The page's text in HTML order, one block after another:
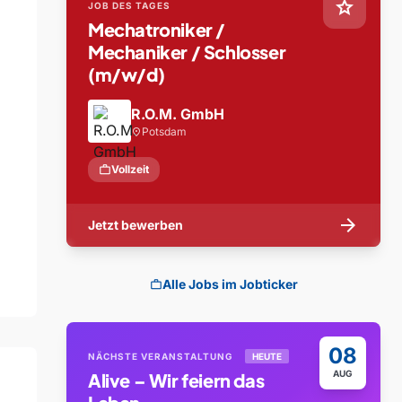
star
JOB DES TAGES
Mechatroniker /
Mechaniker / Schlosser
(m/w/d)
R.O.M. GmbH
location_on Potsdam
workVollzeit
Jetzt bewerben arrow_forward
workAlle Jobs im Jobticker
08
AUG
NÄCHSTE VERANSTALTUNG HEUTE
Alive – Wir feiern das